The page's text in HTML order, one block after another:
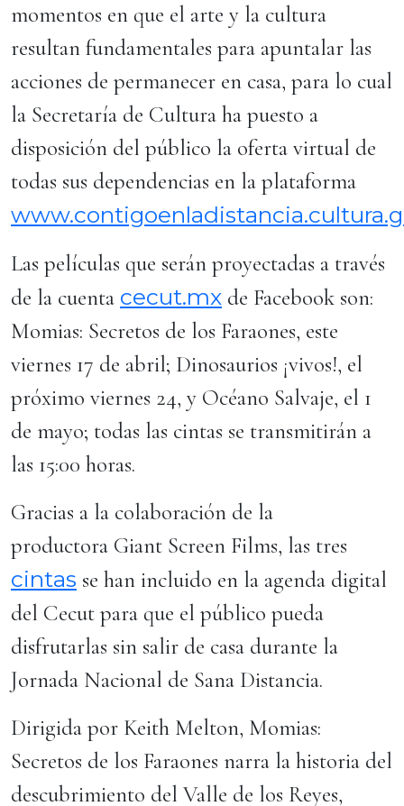
momentos en que el arte y la cultura
resultan fundamentales para apuntalar las
acciones de permanecer en casa, para lo cual
la Secretaría de Cultura ha puesto a
disposición del público la oferta virtual de
todas sus dependencias en la plataforma
Las películas que serán proyectadas a través
de la cuenta cecut.mx de Facebook son:
Momias: Secretos de los Faraones, este
viernes 17 de abril; Dinosaurios ¡vivos!, el
próximo viernes 24, y Océano Salvaje, el 1
de mayo; todas las cintas se transmitirán a
las 15:00 horas.
Gracias a la colaboración de la
productora Giant Screen Films, las tres
cintas se han incluido en la agenda digital
del Cecut para que el público pueda
disfrutarlas sin salir de casa durante la
Jornada Nacional de Sana Distancia.
Dirigida por Keith Melton, Momias:
Secretos de los Faraones narra la historia del
descubrimiento del Valle de los Reyes,